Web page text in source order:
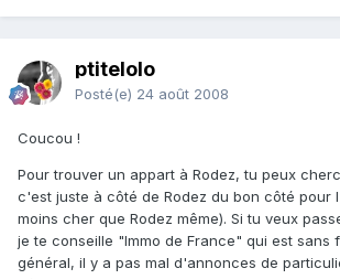
ptitelolo
Posté(e) 24 août 2008
Coucou !
Pour trouver un appart à Rodez, tu peux
c'est juste à côté de Rodez du bon côté pour
moins cher que Rodez même). Si tu veux
je te conseille "Immo de France" qui est sans
général, il y a pas mal d'annonces de